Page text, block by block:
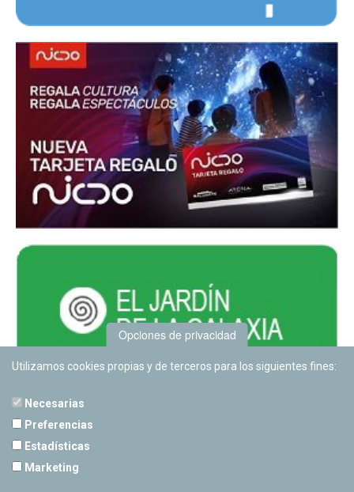
Opciones de privacidad
Utilizamos cookies propias y de terceros para los siguientes fines:
Necesarias
Preferencias
Estadísticas
Marketing